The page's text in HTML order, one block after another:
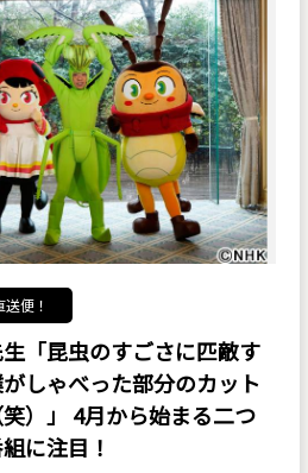
便！
「昆虫のすごさに匹敵す
しゃべった部分のカット
）」 4月から始まる二つ
に注目！